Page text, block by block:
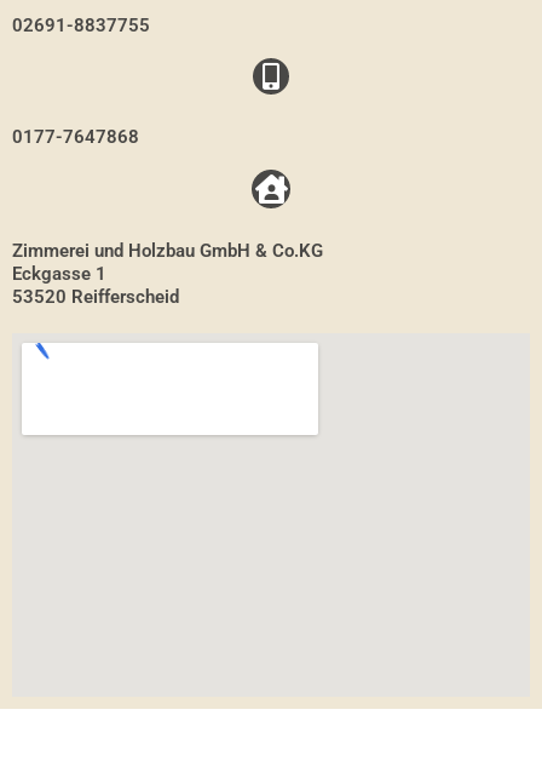
02691-8837755
0177-7647868
Zimmerei und Holzbau GmbH & Co.KG
Eckgasse 1
53520 Reifferscheid